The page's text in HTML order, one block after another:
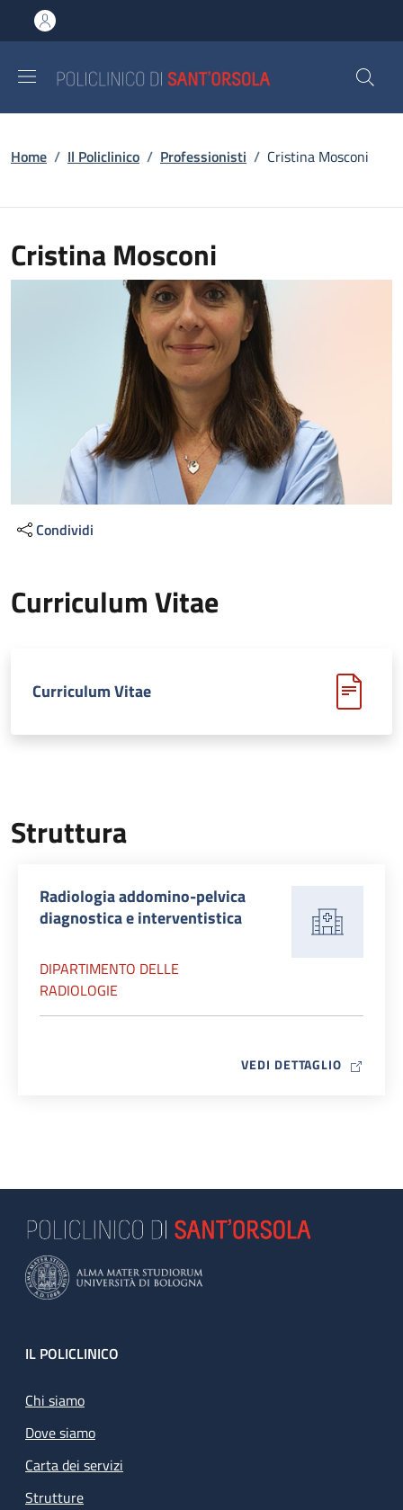
al contenuto principale
to footer content
Briciole di pane
Home / Il Policlinico / Professionisti / Cristina Mosconi
Cristina Mosconi
Condividi
Curriculum Vitae
Curriculum Vitae
Struttura
Radiologia addomino-pelvica
diagnostica e interventistica
DIPARTIMENTO DELLE
RADIOLOGIE
VEDI DETTAGLIO MAP ICON
Footer
IL POLICLINICO
Chi siamo
Dove siamo
Carta dei servizi
Strutture